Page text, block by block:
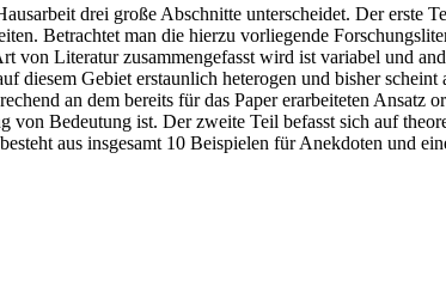
drei große Abschnitte unterscheidet. Der erste
Betrachtet man die hierzu vorliegende
Literatur zusammengefasst wird ist variabel und
diesem Gebiet erstaunlich heterogen und bisher scheint
an dem bereits für das Paper erarbeiteten Ansatz
Bedeutung ist. Der zweite Teil befasst sich auf
aus insgesamt 10 Beispielen für Anekdoten und